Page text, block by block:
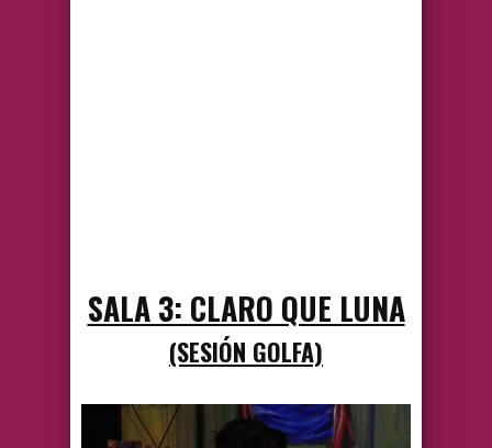
SALA 3: CLARO QUE LUNA
(SESIÓN GOLFA)